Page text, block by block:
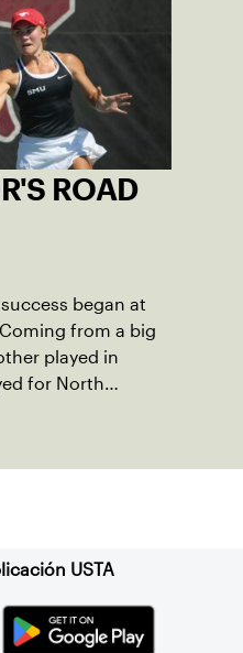
only is Mathieu
Maine tennis
also become a role
student-
on the court.
ROAD
success began at
from a big
played in
for North
for tennis
father.
USTA